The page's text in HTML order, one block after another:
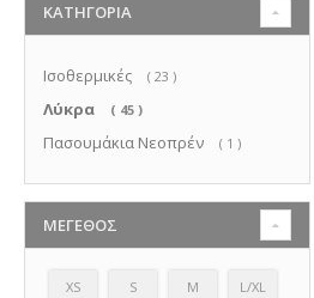
ΚΑΤΗΓΟΡΊΑ
Ισοθερμικές 23 στοιχεία
Λύκρα 45 στοιχεία
Πασουμάκια Νεοπρέν 1 στοιχείο
ΜΈΓΕΘΟΣ
XS S M L/XL